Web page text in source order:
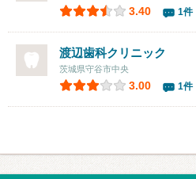
3.40 1件
渡辺歯科クリニック
茨城県守谷市中央
3.00 1件